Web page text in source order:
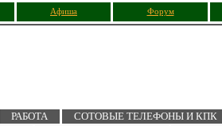
Афиша Форум
РАБОТА СОТОВЫЕ ТЕЛЕФОНЫ И КПК